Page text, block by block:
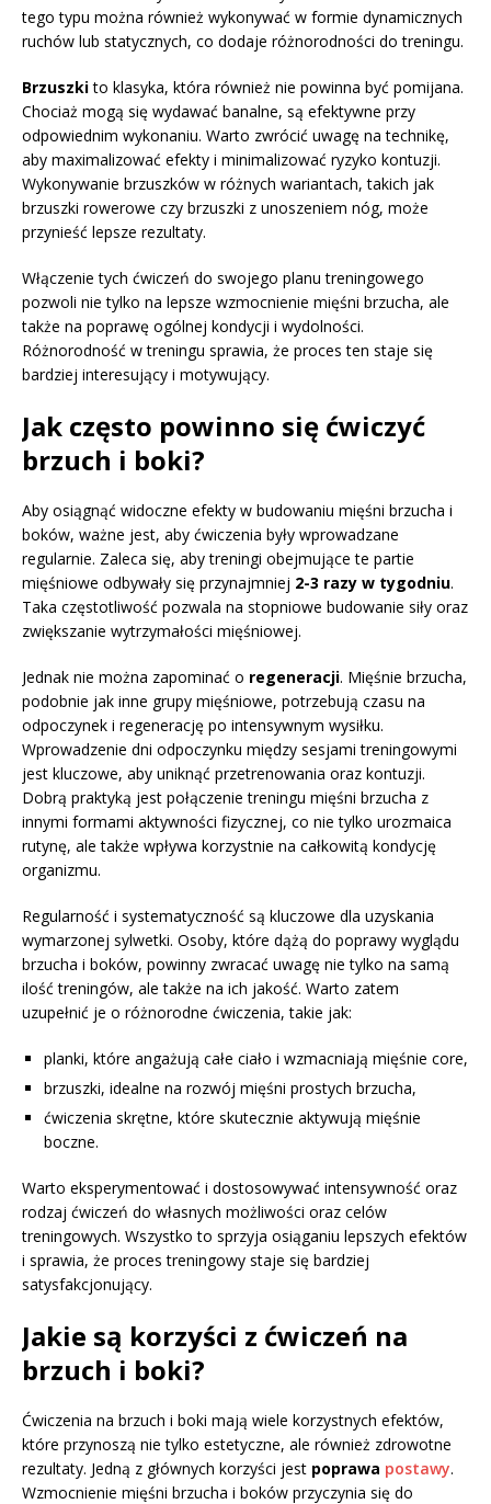
tego typu można również wykonywać w formie dynamicznych
ruchów lub statycznych, co dodaje różnorodności do treningu.
Brzuszkito klasyka, która również nie powinna być pomijana.
Chociaż mogą się wydawać banalne, są efektywne przy
odpowiednim wykonaniu. Warto zwrócić uwagę na technikę,
aby maximalizować efekty i minimalizować ryzyko kontuzji.
Wykonywanie brzuszków w różnych wariantach, takich jak
brzuszki rowerowe czy brzuszki z unoszeniem nóg, może
przynieść lepsze rezultaty.
Włączenie tych ćwiczeń do swojego planu treningowego
pozwoli nie tylko na lepsze wzmocnienie mięśni brzucha, ale
także na poprawę ogólnej kondycji i wydolności.
Różnorodność w treningu sprawia, że proces ten staje się
bardziej interesujący i motywujący.
Jak często powinno się ćwiczyć
brzuch i boki?
Aby osiągnąć widoczne efekty w budowaniu mięśni brzucha i
boków, ważne jest, aby ćwiczenia były wprowadzane
regularnie. Zaleca się, aby treningi obejmujące te partie
mięśniowe odbywały się przynajmniej 2-3 razy w tygodniu.
Taka częstotliwość pozwala na stopniowe budowanie siły oraz
zwiększanie wytrzymałości mięśniowej.
Jednak nie można zapominać o regeneracji. Mięśnie brzucha,
podobnie jak inne grupy mięśniowe, potrzebują czasu na
odpoczynek i regenerację po intensywnym wysiłku.
Wprowadzenie dni odpoczynku między sesjami treningowymi
jest kluczowe, aby uniknąć przetrenowania oraz kontuzji.
Dobrą praktyką jest połączenie treningu mięśni brzucha z
innymi formami aktywności fizycznej, co nie tylko urozmaica
rutynę, ale także wpływa korzystnie na całkowitą kondycję
organizmu.
Regularność i systematyczność są kluczowe dla uzyskania
wymarzonej sylwetki. Osoby, które dążą do poprawy wyglądu
brzucha i boków, powinny zwracać uwagę nie tylko na samą
ilość treningów, ale także na ich jakość. Warto zatem
uzupełnić je o różnorodne ćwiczenia, takie jak:
planki, które angażują całe ciało i wzmacniają mięśnie core,
brzuszki, idealne na rozwój mięśni prostych brzucha,
ćwiczenia skrętne, które skutecznie aktywują mięśnie
boczne.
Warto eksperymentować i dostosowywać intensywność oraz
rodzaj ćwiczeń do własnych możliwości oraz celów
treningowych. Wszystko to sprzyja osiąganiu lepszych efektów
i sprawia, że proces treningowy staje się bardziej
satysfakcjonujący.
Jakie są korzyści z ćwiczeń na
brzuch i boki?
Ćwiczenia na brzuch i boki mają wiele korzystnych efektów,
które przynoszą nie tylko estetyczne, ale również zdrowotne
rezultaty. Jedną z głównych korzyści jest poprawa postawy.
Wzmocnienie mięśni brzucha i boków przyczynia się do